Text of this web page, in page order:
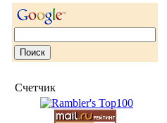
Счетчик